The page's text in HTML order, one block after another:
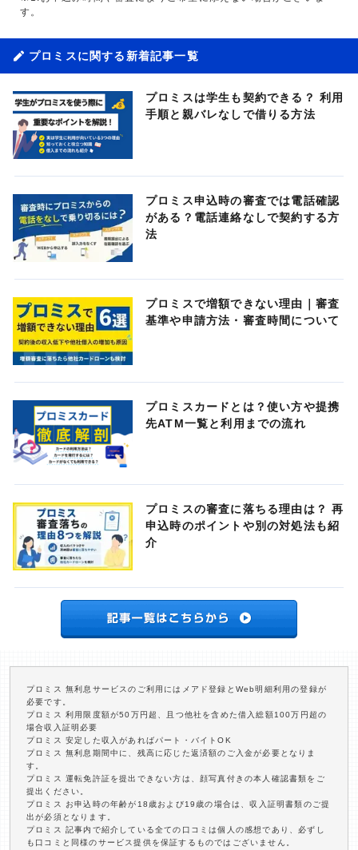
す。
プロミスに関する新着記事一覧
プロミスは学生も契約できる？ 利用
手順と親バレなしで借りる方法
プロミス申込時の審査では電話確認
がある？電話連絡なしで契約する方
法
プロミスで増額できない理由｜審査
基準や申請方法・審査時間について
プロミスカードとは？使い方や提携
先ATM一覧と利用までの流れ
プロミスの審査に落ちる理由は？ 再
申込時のポイントや別の対処法も紹
介
プロミス 無利息サービスのご利用にはメアド登録とWeb明細利用の登録が
必要です。
プロミス 利用限度額が50万円超、且つ他社を含めた借入総額100万円超の
場合収入証明必要
プロミス 安定した収入があればパート・バイトOK
プロミス 無利息期間中に、残高に応じた返済額のご入金が必要となりま
す。
プロミス 運転免許証を提出できない方は、顔写真付きの本人確認書類をご
提出ください。
プロミス お申込時の年齢が18歳および19歳の場合は、収入証明書類のご提
出が必須となります。
プロミス 記事内で紹介している全ての口コミは個人の感想であり、必ずし
も口コミと同様のサービス提供を保証するものではございません。